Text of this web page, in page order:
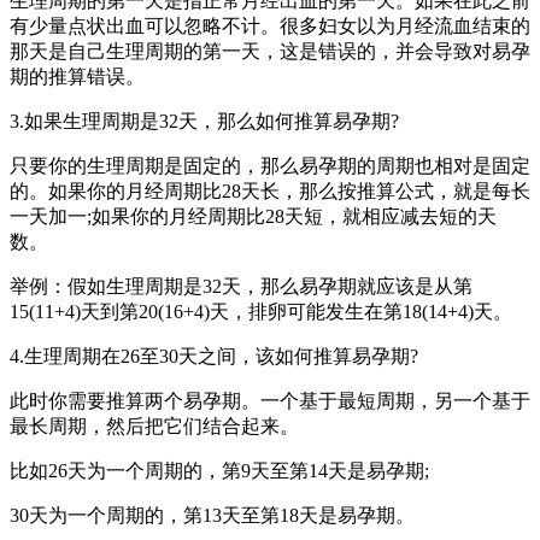
有少量点状出血可以忽略不计。很多妇女以为月经流血结束的
那天是自己生理周期的第一天，这是错误的，并会导致对易孕
期的推算错误。
3.如果生理周期是32天，那么如何推算易孕期?
只要你的生理周期是固定的，那么易孕期的周期也相对是固定
的。如果你的月经周期比28天长，那么按推算公式，就是每长
一天加一;如果你的月经周期比28天短，就相应减去短的天
数。
举例：假如生理周期是32天，那么易孕期就应该是从第
15(11+4)天到第20(16+4)天，排卵可能发生在第18(14+4)天。
4.生理周期在26至30天之间，该如何推算易孕期?
此时你需要推算两个易孕期。一个基于最短周期，另一个基于
最长周期，然后把它们结合起来。
比如26天为一个周期的，第9天至第14天是易孕期;
30天为一个周期的，第13天至第18天是易孕期。